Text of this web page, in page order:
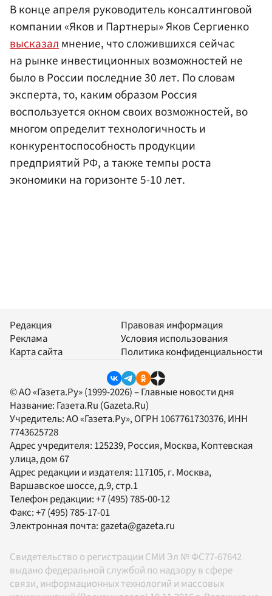
В конце апреля руководитель консалтинговой
компании «Яков и Партнеры» Яков Сергиенко
высказалмнение, что сложившихся сейчас
на рынке инвестиционных возможностей не
было в России последние 30 лет. По словам
эксперта, то, каким образом Россия
воспользуется окном своих возможностей, во
многом определит технологичность и
конкурентоспособность продукции
предприятий РФ, а также темпы роста
экономики на горизонте 5-10 лет.
Редакция
Реклама
Карта сайта
Правовая информация
Условия использования
Политика конфиденциальности
© АО «Газета.Ру» (1999-2026) – Главные новости дня
Название: Газета.Ru (Gazeta.Ru)
Учредитель:АО «Газета.Ру», ОГРН 1067761730376, ИНН
7743625728
Адрес учредителя: 125239, Россия, Москва, Коптевская
улица, дом 67
Адрес редакции и издателя: 117105, г. Москва,
Варшавское шоссе, д.9, стр.1
Телефон редакции:+7 (495) 785-00-12
Факс:+7 (495) 785-17-01
Электронная почта:gazeta@gazeta.ru
Свидетельство о регистрации СМИ Эл № ФС77-67642
выдано федеральной службой по надзору в сфере
связи, информационных технологий и массовых